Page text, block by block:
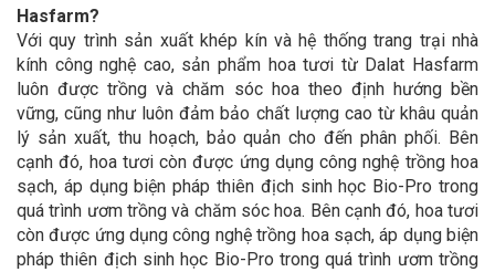
Hasfarm?
Với quy trình sản xuất khép kín và hệ thống trang trại nhà
kính công nghệ cao, sản phẩm hoa tươi từ Dalat Hasfarm
luôn được trồng và chăm sóc hoa theo định hướng bền
vững, cũng như luôn đảm bảo chất lượng cao từ khâu quản
lý sản xuất, thu hoạch, bảo quản cho đến phân phối. Bên
cạnh đó, hoa tươi còn được ứng dụng công nghệ trồng hoa
sạch, áp dụng biện pháp thiên địch sinh học Bio-Pro trong
quá trình ươm trồng và chăm sóc hoa. Bên cạnh đó, hoa tươi
còn được ứng dụng công nghệ trồng hoa sạch, áp dụng biện
pháp thiên địch sinh học Bio-Pro trong quá trình ươm trồng